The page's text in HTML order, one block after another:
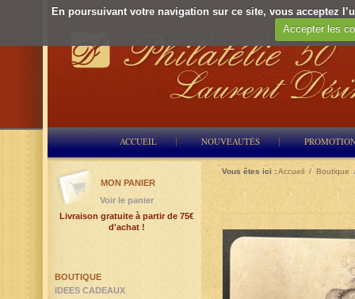
En poursuivant votre navigation sur ce site, vous acceptez
Accepter les
ACCUEIL NOUVEAUTÉS
Vous êtes ici :Accueil / Boutique
BOUTIQUE
IDEES CADEAUX
MON PANIER
Voir le panier
Livraison gratuite à partir de 75€
d'achat !